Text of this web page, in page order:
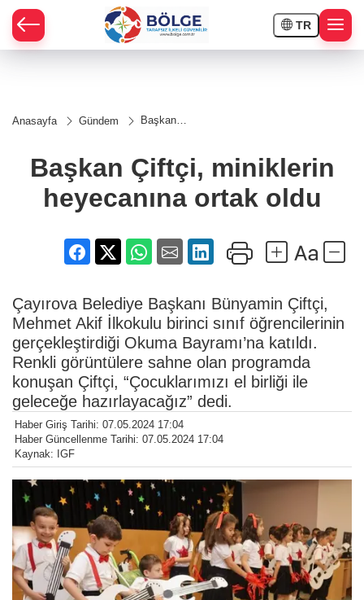
TR
Anasayfa Gündem
Başkan
heyecanına
ortak oldu
Başkan Çiftçi, miniklerin
heyecanına ortak oldu
Çayırova Belediye Başkanı Bünyamin Çiftçi,
Mehmet Akif İlkokulu birinci sınıf öğrencilerinin
gerçekleştirdiği Okuma Bayramı’na katıldı.
Renkli görüntülere sahne olan programda
konuşan Çiftçi, “Çocuklarımızı el birliği ile
geleceğe hazırlayacağız” dedi.
Haber Giriş Tarihi: 07.05.2024 17:04
Haber Güncellenme Tarihi: 07.05.2024 17:04
Kaynak: IGF